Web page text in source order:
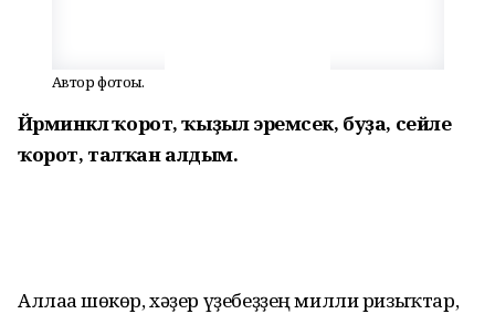
Автор фотоһы.
Йәрминкәлә ҡорот, ҡыҙыл эремсек, буҙа, сейәле
ҡорот, талҡан алдым.
Аллаға шөкөр, хәҙер үҙебеҙҙең милли ризыҡтар,